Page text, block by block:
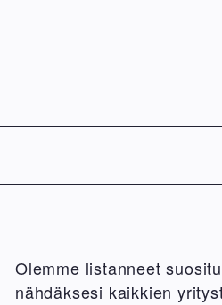
Olemme listanneet
nähdäksesi kaikkien